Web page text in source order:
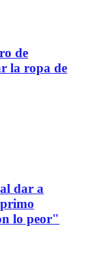
de
la ropa de
dar a
lo peor"